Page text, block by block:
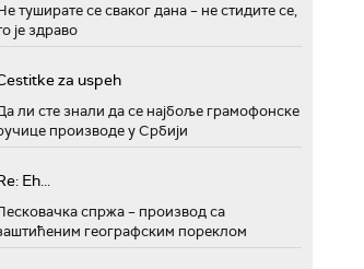
туширате се сваког дана – не стидите се,
је здраво
za uspeh
ли сте знали да се најбоље грамофонске
производе у Србији
Eh...
спржа – производ са
географским пореклом